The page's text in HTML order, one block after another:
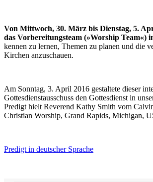
Von Mittwoch, 30. März bis Dienstag, 5.
das Vorbereitungsteam (»Worship Team«)
kennen zu lernen, Themen zu planen und die
Kirchen anzuschauen.
Am Sonntag, 3. April 2016 gestaltete dieser
Gottesdienstausschuss den Gottesdienst in
Predigt hielt Reverend Kathy Smith vom
Christian Worship, Grand Rapids, Michigan,
Predigt in deutscher Sprache